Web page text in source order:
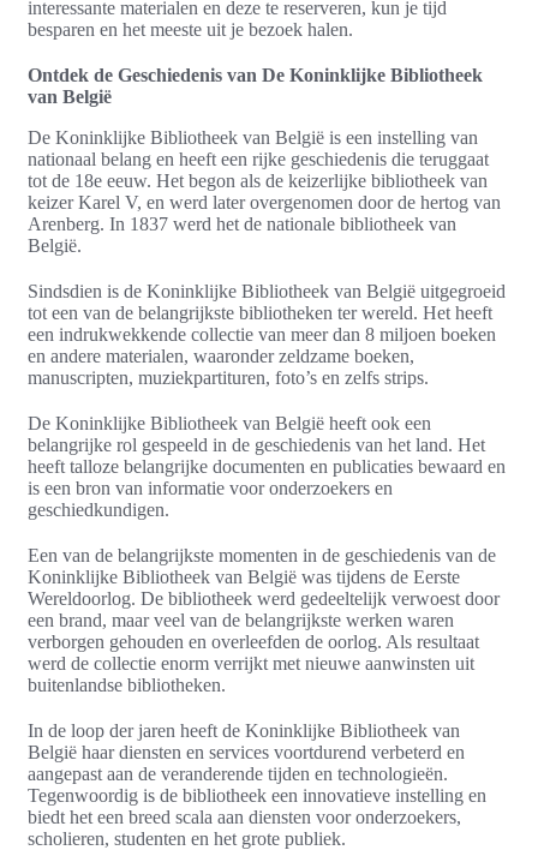
interessante materialen en deze te reserveren, kun je tijd
besparen en het meeste uit je bezoek halen.
Ontdek de Geschiedenis van De Koninklijke Bibliotheek
van België
De Koninklijke Bibliotheek van België is een instelling van
nationaal belang en heeft een rijke geschiedenis die teruggaat
tot de 18e eeuw. Het begon als de keizerlijke bibliotheek van
keizer Karel V, en werd later overgenomen door de hertog van
Arenberg. In 1837 werd het de nationale bibliotheek van
België.
Sindsdien is de Koninklijke Bibliotheek van België uitgegroeid
tot een van de belangrijkste bibliotheken ter wereld. Het heeft
een indrukwekkende collectie van meer dan 8 miljoen boeken
en andere materialen, waaronder zeldzame boeken,
manuscripten, muziekpartituren, foto’s en zelfs strips.
De Koninklijke Bibliotheek van België heeft ook een
belangrijke rol gespeeld in de geschiedenis van het land. Het
heeft talloze belangrijke documenten en publicaties bewaard en
is een bron van informatie voor onderzoekers en
geschiedkundigen.
Een van de belangrijkste momenten in de geschiedenis van de
Koninklijke Bibliotheek van België was tijdens de Eerste
Wereldoorlog. De bibliotheek werd gedeeltelijk verwoest door
een brand, maar veel van de belangrijkste werken waren
verborgen gehouden en overleefden de oorlog. Als resultaat
werd de collectie enorm verrijkt met nieuwe aanwinsten uit
buitenlandse bibliotheken.
In de loop der jaren heeft de Koninklijke Bibliotheek van
België haar diensten en services voortdurend verbeterd en
aangepast aan de veranderende tijden en technologieën.
Tegenwoordig is de bibliotheek een innovatieve instelling en
biedt het een breed scala aan diensten voor onderzoekers,
scholieren, studenten en het grote publiek.